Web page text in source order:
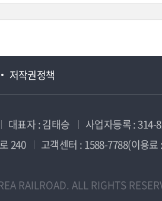
저작권정책
대표자 : 김태승 사업자등록 : 314-
240
고객센터 : 1588-7788(이용료
RAILROAD. ALL RIGHTS